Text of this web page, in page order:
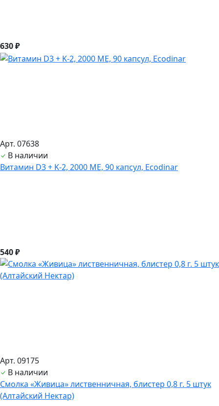
630 ₽
Арт. 07638
В наличии
Витамин D3 + K-2, 2000 ME, 90 капсул, Ecodinar
540 ₽
Арт. 09175
В наличии
Смолка «Живица» лиственничная, блистер 0,8 г. 5 штук
(Алтайский Нектар)